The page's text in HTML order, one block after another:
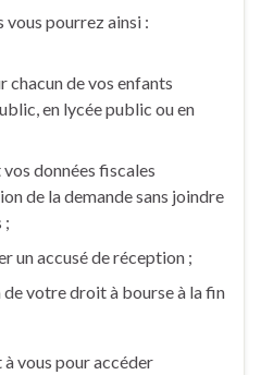
vous pourrez ainsi :
chacun de vos enfants
en lycée public ou en
données fiscales
de la demande sans joindre
;
un accusé de réception ;
votre droit à bourse à la fin
vous pour accéder